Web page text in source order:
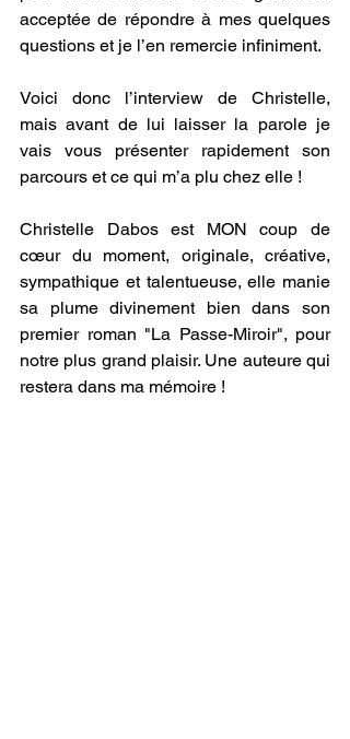
acceptée de répondre à mes quelques
questions et je l’en remercie infiniment.
Voici donc l’interview de Christelle,
mais avant de lui laisser la parole je
vais vous présenter rapidement son
parcours et ce qui m’a plu chez elle !
Christelle Dabos est MON coup de
cœur du moment, originale, créative,
sympathique et talentueuse, elle manie
sa plume divinement bien dans son
premier roman "La Passe-Miroir", pour
notre plus grand plaisir. Une auteure qui
restera dans ma mémoire !